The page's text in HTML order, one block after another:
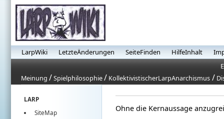
LarpWiki LetzteÄnderungen SeiteFinden HilfeInhalt
Meinung /Spielphilosophie/ KollektivistischerLarpAnarchismus /
LARP
SiteMap
Ohne die Kernaussage